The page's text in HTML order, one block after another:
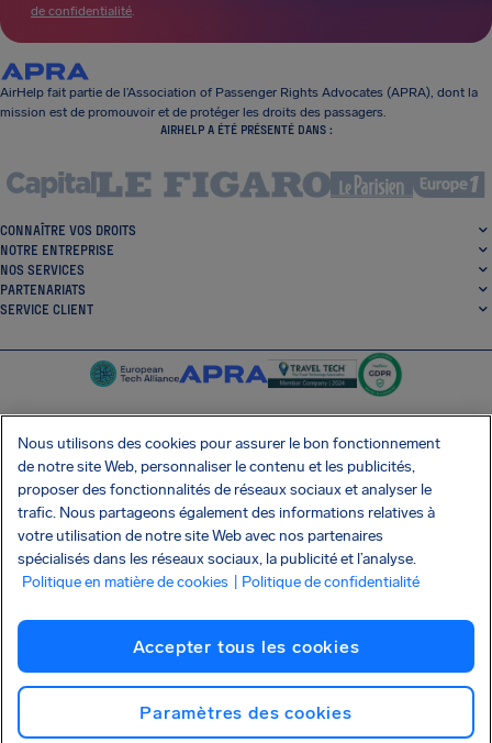
de confidentialité.
AirHelp fait partie de l’Association of Passenger Rights Advocates (APRA), dont la
mission est de promouvoir et de protéger les droits des passagers.
AIRHELP A ÉTÉ PRÉSENTÉ DANS :
CONNAÎTRE VOS DROITS
NOTRE ENTREPRISE
NOS SERVICES
PARTENARIATS
SERVICE CLIENT
SocialFacebook
SocialTwitter
SocialInstagram
SocialLinkedin
OBTENEZ NOTRE APPLI GRATUITE
Politique de confidentialité Cookies Imprint
Attaque de la chaîne d'approvisionnement Shai-Hulud
Copyright © 2026 AirHelp
Nous utilisons des cookies pour assurer le bon fonctionnement
de notre site Web, personnaliser le contenu et les publicités,
proposer des fonctionnalités de réseaux sociaux et analyser le
trafic. Nous partageons également des informations relatives à
votre utilisation de notre site Web avec nos partenaires
spécialisés dans les réseaux sociaux, la publicité et l’analyse.
Politique en matière de cookies
| Politique de confidentialité
Accepter tous les cookies
Paramètres des cookies